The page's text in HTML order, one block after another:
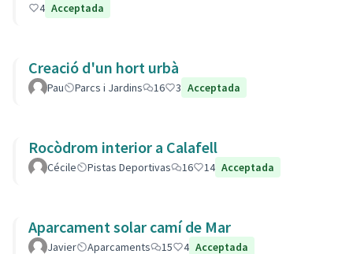
4 Acceptada
Creació d'un hort urbà
Pau Parcs i Jardins 16 3 Acceptada
Rocòdrom interior a Calafell
Cécile Pistas Deportivas 16 14 Acceptada
Aparcament solar camí de Mar
Javier Aparcaments 15 4 Acceptada